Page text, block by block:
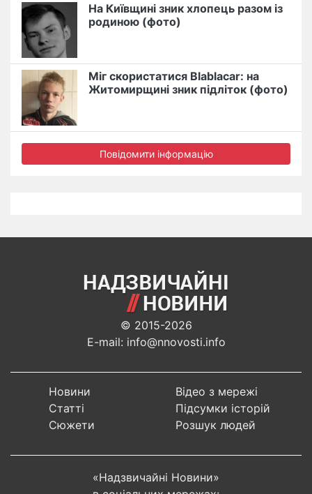
На Київщині зник хлопець разом із
родиною (фото)
Міг скористатися Blablacar: на
Житомирщині зник підліток (фото)
Повідомити інформацію
© 2015-2026
E-mail: info@nnovosti.info
Новини
Статті
Сюжети
Відео з мережі
Підсумки історій
Розшук людей
«Надзвичайні Новини»